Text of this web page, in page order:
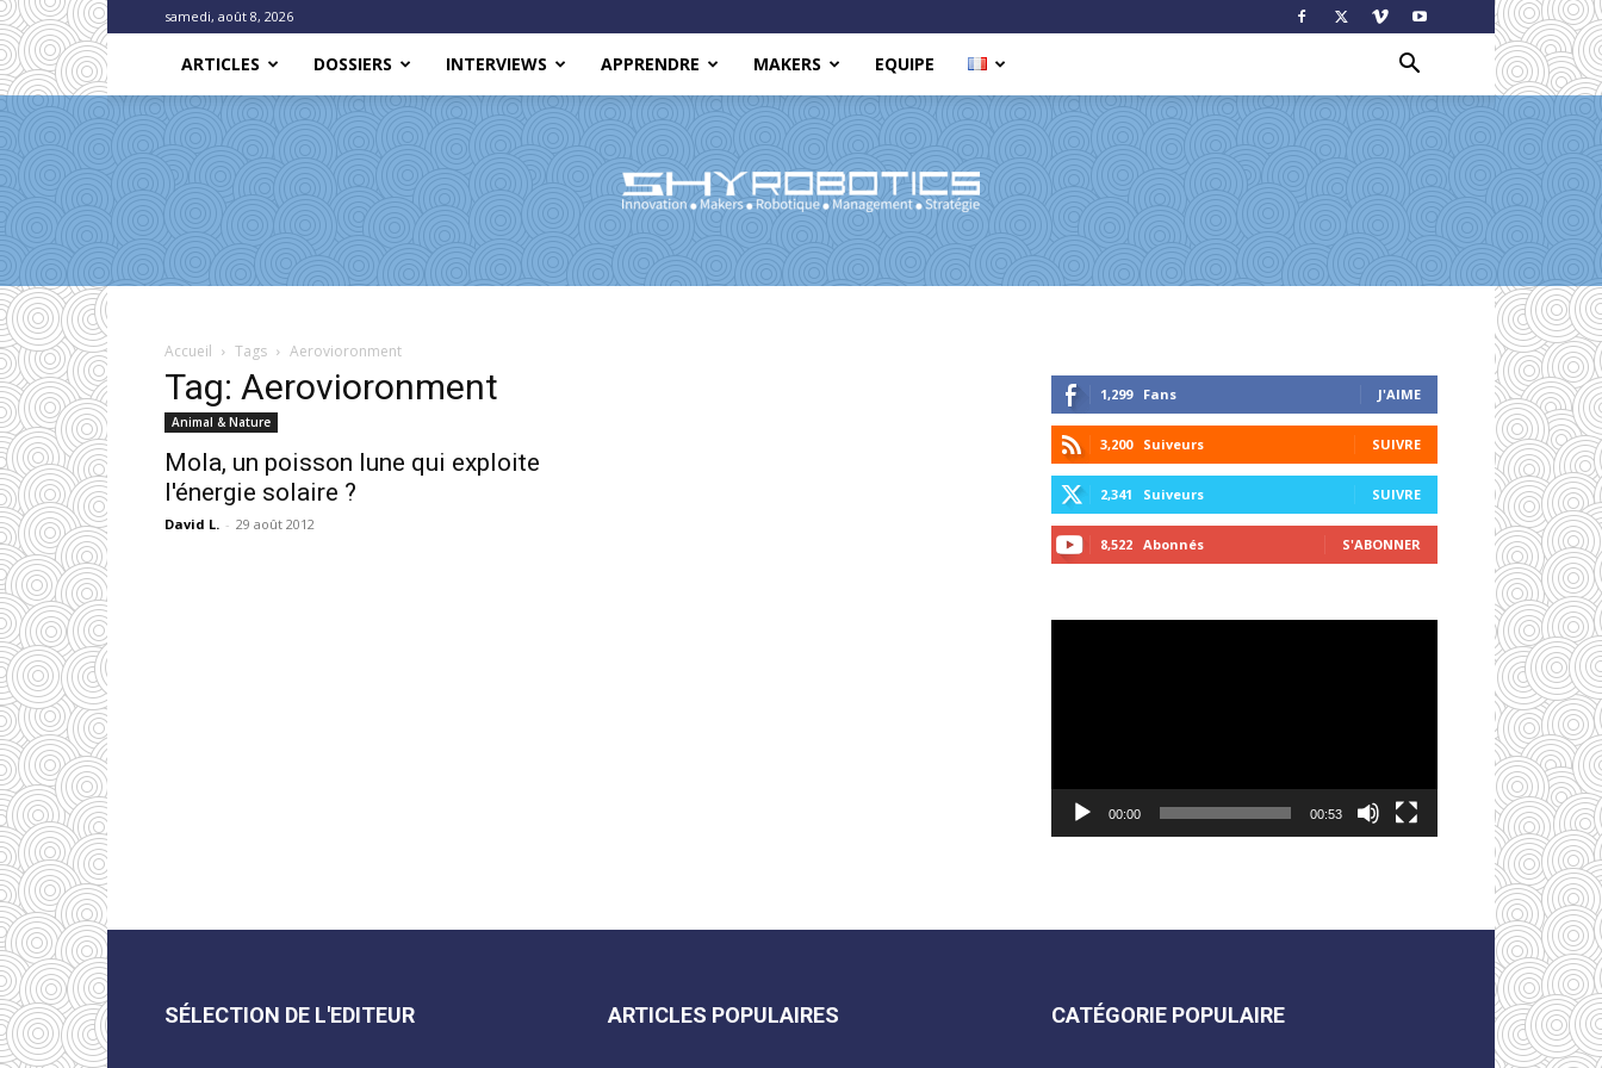
samedi, août 8, 2026
ARTICLES DOSSIERS INTERVIEWS APPRENDRE MAKERS EQUIPE
Accueil Tags Aerovioronment
Tag: Aerovioronment
Animal & Nature
Mola, un poisson lune qui exploite
l'énergie solaire ?
David L. - 29 août 2012
1,299 Fans J'AIME
3,200 Suiveurs SUIVRE
2,341 Suiveurs SUIVRE
8,522 Abonnés S'ABONNER
00:00 00:53
SÉLECTION DE L'EDITEUR ARTICLES POPULAIRES CATÉGORIE POPULAIRE